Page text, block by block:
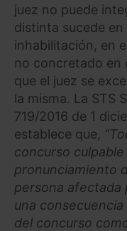
juez no puede
distinta sucede
inhabilitación, en
no concretado en
que el juez se
la misma. La STS
719/2016 de 1
establece que,
concurso
pronunciamiento
persona afectada
una
del concurso